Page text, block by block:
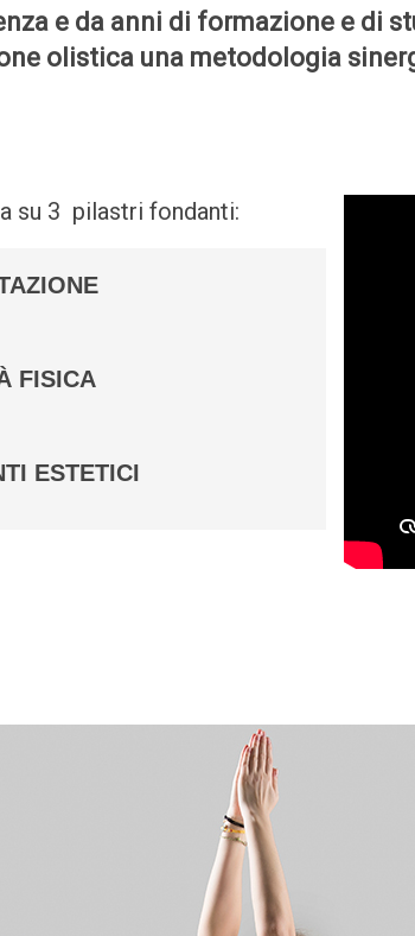
e da anni di formazione e
olistica una metodologia
su 3 pilastri fondanti:
FISICA
ESTETICI